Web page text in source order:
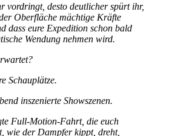
vordringt, desto deutlicher spürt ihr,
Oberfläche mächtige Kräfte
dass eure Expedition schon bald
Wendung nehmen wird.
Schauplätze.
inszenierte Showszenen.
Full-Motion-Fahrt, die euch
wie der Dampfer kippt, dreht,